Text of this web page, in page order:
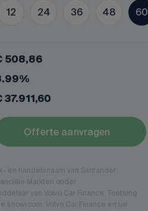
12 24 36 48 60
508,86
37.911,60
Offerte aanvragen
en handelsnaam van Santander
Markten onder
van Volvo Car Finance. Toetsing
Volvo Car Finance en uw